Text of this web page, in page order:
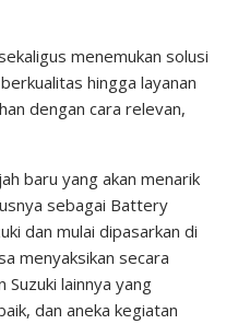
menemukan solusi
hingga layanan
dengan cara relevan,
baru yang akan menarik
sebagai Battery
dan mulai dipasarkan di
menyaksikan secara
lainnya yang
dan aneka kegiatan